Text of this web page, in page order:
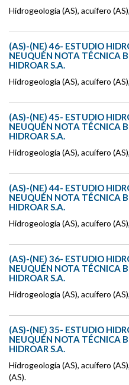
Hidrogeología (AS), acuífero
(AS)-(NE) 46- ESTUDIO
NEUQUÉN NOTA TÉCNICA
HIDROAR S.A.
Hidrogeología (AS), acuífero
(AS)-(NE) 45- ESTUDIO
NEUQUÉN NOTA TÉCNICA
HIDROAR S.A.
Hidrogeología (AS), acuífero
(AS)-(NE) 44- ESTUDIO
NEUQUÉN NOTA TÉCNICA
HIDROAR S.A.
Hidrogeología (AS), acuífero
(AS)-(NE) 36- ESTUDIO
NEUQUÉN NOTA TÉCNICA
HIDROAR S.A.
Hidrogeología (AS), acuífero
(AS)-(NE) 35- ESTUDIO
NEUQUÉN NOTA TÉCNICA
HIDROAR S.A.
Hidrogeología (AS), acuífero
(AS).